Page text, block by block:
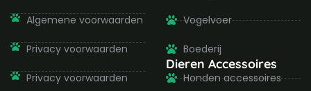
Algemene voorwaarden
Privacy voorwaarden
Privacy voorwaarden
Vogelvoer
Boederij
Dieren Accessoires
Honden accessoires